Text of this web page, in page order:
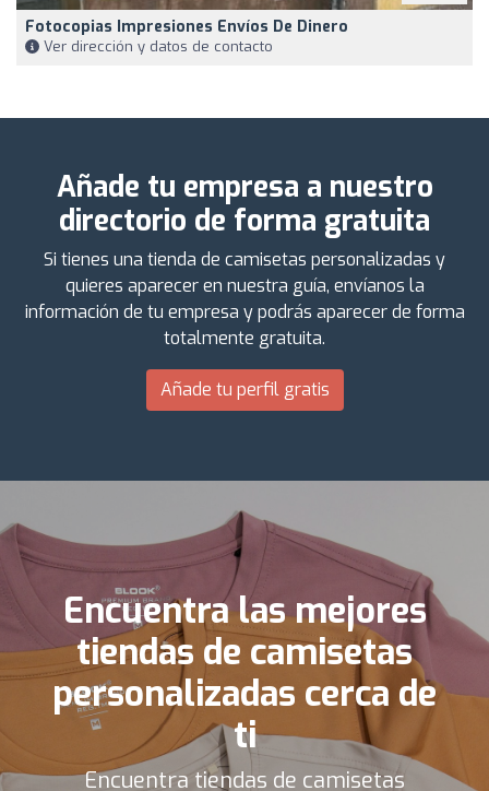
Fotocopias Impresiones Envíos De Dinero
Ver dirección y datos de contacto
Añade tu empresa a nuestro
directorio de forma gratuita
Si tienes una tienda de camisetas personalizadas y
quieres aparecer en nuestra guía, envíanos la
información de tu empresa y podrás aparecer de forma
totalmente gratuita.
Añade tu perfil gratis
Encuentra las mejores
tiendas de camisetas
personalizadas cerca de
ti
Encuentra tiendas de camisetas